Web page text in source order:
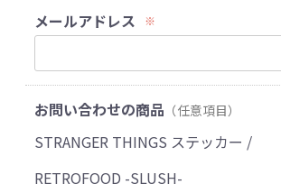
メールアドレス ※
お問い合わせの商品 （任意項目）
STRANGER THINGS ステッカー /
RETROFOOD -SLUSH-